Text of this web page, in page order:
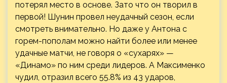
потерял место в основе. Зато что он творил в
первой! Шунин провел неудачный сезон, если
смотреть внимательно. Но даже у Антона с
горем-пополам можно найти более или менее
удачные матчи, не говоря о «сухарях» —
«Динамо» по ним среди лидеров. А Максименко
чудил, отразил всего 55.8% из 43 ударов,